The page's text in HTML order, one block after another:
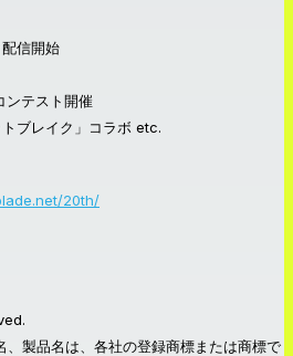
信開始
ンテスト開催
ブレイク」コラボ etc.
20th/
製品名は、各社の登録商標または商標で